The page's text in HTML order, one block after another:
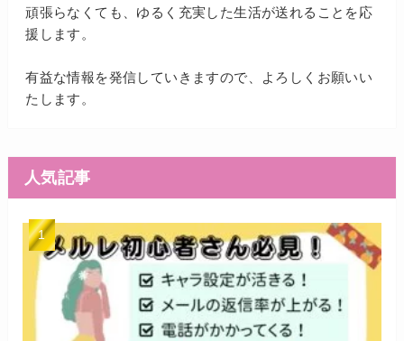
頑張らなくても、ゆるく充実した生活が送れることを応
援します。
有益な情報を発信していきますので、よろしくお願いい
たします。
人気記事